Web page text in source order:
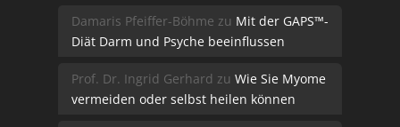
Damaris Pfeiffer-Böhme zu Mit der GAPS™-
Diät Darm und Psyche beeinflussen
Prof. Dr. Ingrid Gerhard zu Wie Sie Myome
vermeiden oder selbst heilen können